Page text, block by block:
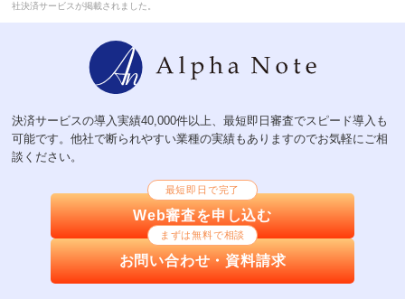
社決済サービスが掲載されました。
決済サービスの導入実績40,000件以上、最短即日審査でスピード導入も
可能です。他社で断られやすい業種の実績もありますのでお気軽にご相
談ください。
最短即日で完了
Web審査を申し込む
まずは無料で相談
お問い合わせ・資料請求